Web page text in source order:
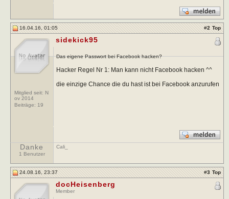
16.04.16, 01:05 #2 Top
Mitglied seit: N
ov 2014
Beiträge: 19
sidekick95
Das eigene Passwort bei Facebook hacken?
Hacker Regel Nr 1: Man kann nicht Facebook hacken ^^
die einzige Chance die du hast ist bei Facebook anzurufen
Danke
1 Benutzer
Cali_
24.08.16, 23:37 #3 Top
docHeisenberg
Member